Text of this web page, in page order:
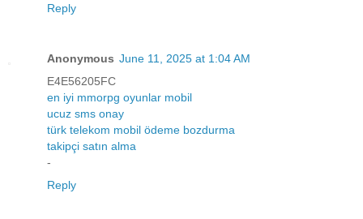
Reply
Anonymous June 11, 2025 at 1:04 AM
E4E56205FC
en iyi mmorpg oyunlar mobil
ucuz sms onay
türk telekom mobil ödeme bozdurma
takipçi satın alma
-
Reply